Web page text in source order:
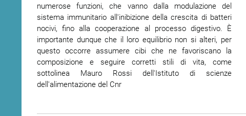
numerose funzioni, che vanno dalla modulazione del
sistema immunitario all'inibizione della crescita di batteri
nocivi, fino alla cooperazione al processo digestivo. È
importante dunque che il loro equilibrio non si alteri, per
questo occorre assumere cibi che ne favoriscano la
composizione e seguire corretti stili di vita, come
sottolinea Mauro Rossi dell'Istituto di scienze
dell'alimentazione del Cnr